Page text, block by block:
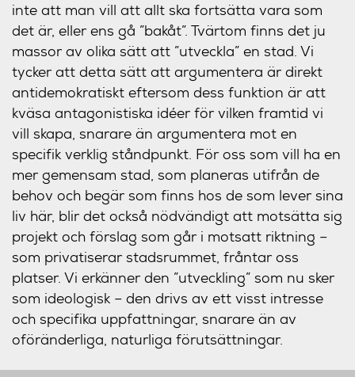
inte att man vill att allt ska fortsätta vara som
det är, eller ens gå ”bakåt”. Tvärtom finns det ju
massor av olika sätt att ”utveckla” en stad. Vi
tycker att detta sätt att argumentera är direkt
antidemokratiskt eftersom dess funktion är att
kväsa antagonistiska idéer för vilken framtid vi
vill skapa, snarare än argumentera mot en
specifik verklig ståndpunkt. För oss som vill ha en
mer gemensam stad, som planeras utifrån de
behov och begär som finns hos de som lever sina
liv här, blir det också nödvändigt att motsätta sig
projekt och förslag som går i motsatt riktning –
som privatiserar stadsrummet, fråntar oss
platser. Vi erkänner den ”utveckling” som nu sker
som ideologisk – den drivs av ett visst intresse
och specifika uppfattningar, snarare än av
oföränderliga, naturliga förutsättningar.